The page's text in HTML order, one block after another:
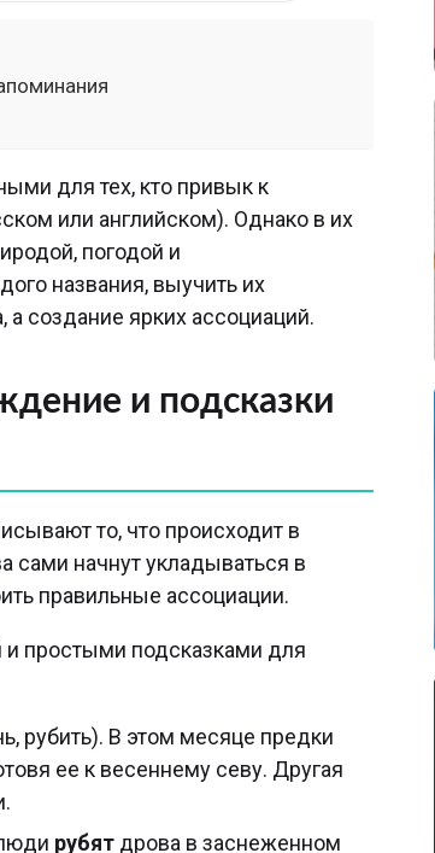
для тех, кто привык к
или английском). Однако в их
погодой и
названия, выучить их
создание ярких ассоциаций.
и подсказки
то, что происходит в
сами начнут укладываться в
правильные ассоциации.
и простыми подсказками для
рубить). В этом месяце предки
ее к весеннему севу. Другая
рубят дрова в заснеженном